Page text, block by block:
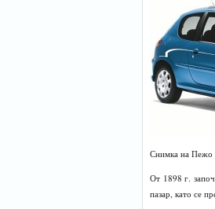
Снимка на Пежо
От 1898 г.
пазар, като се